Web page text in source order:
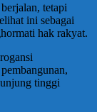
tetapi
ini sebagai
hak rakyat.
tinggi